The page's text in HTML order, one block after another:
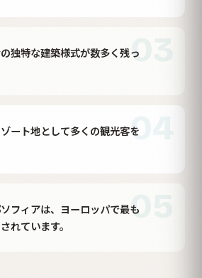
03
独特な建築様式が数多く残っ
04
ート地として多くの観光客を
05
フィアは、ヨーロッパで最も
れています。